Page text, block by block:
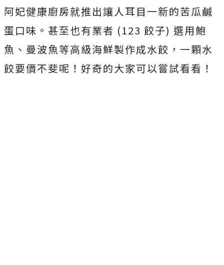
阿妃健康廚房就推出讓人耳目一新的苦瓜鹹
蛋口味。甚至也有業者 (123 餃子) 選用鮑
魚、曼波魚等高級海鮮製作成水餃，一顆水
餃要價不斐呢！好奇的大家可以嘗試看看！